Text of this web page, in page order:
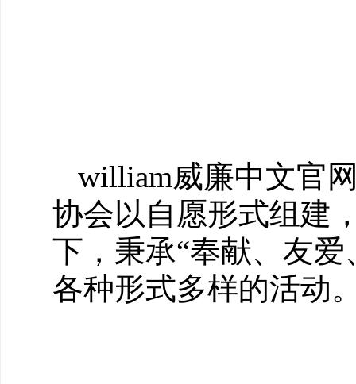
william威廉中文官
协会以自愿形式组建
下，秉承“奉献、友
各种形式多样的活动